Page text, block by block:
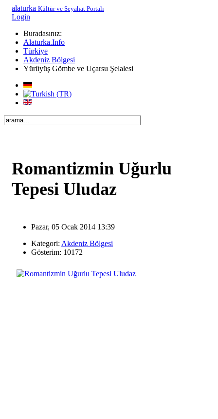
alaturka Kültür ve Seyahat Portalı
Login
Buradasınız:
Alaturka.Info
Türkiye
Akdeniz Bölgesi
Yürüyüş Gömbe ve Uçarsu Şelalesi
Romantizmin Uğurlu
Tepesi Uludaz
Pazar, 05 Ocak 2014 13:39
Kategori: Akdeniz Bölgesi
Gösterim: 10172